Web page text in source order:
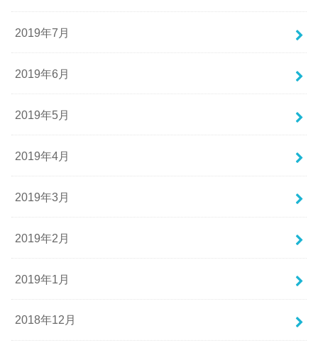
2019年7月
2019年6月
2019年5月
2019年4月
2019年3月
2019年2月
2019年1月
2018年12月